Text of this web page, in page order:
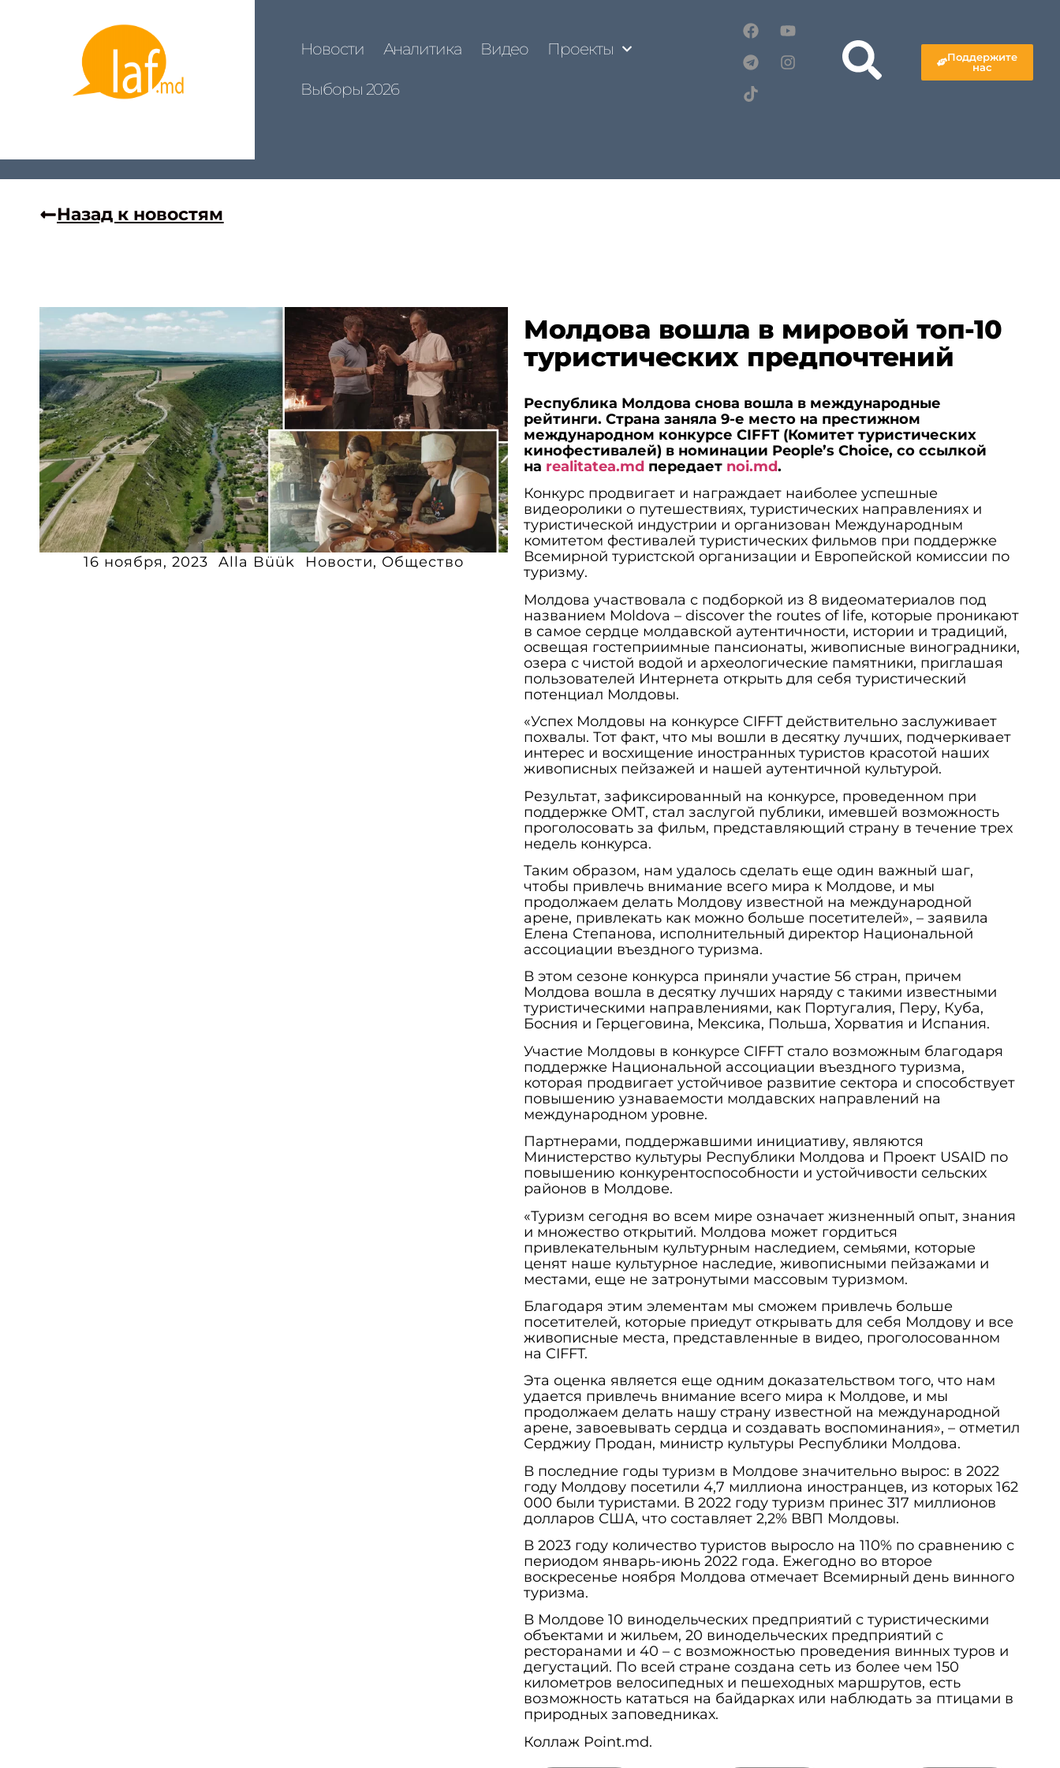
Новости Аналитика Видео Проекты
Выборы 2026
Поддержите
нас
Назад к новостям
16 ноября, 2023 Alla Büük Новости, Общество
Молдова вошла в мировой топ-10
туристических предпочтений
Республика Молдова снова вошла в международные
рейтинги. Страна заняла 9-е место на престижном
международном конкурсе CIFFT (Комитет туристических
кинофестивалей) в номинации People’s Choice, со ссылкой
на realitatea.md передает noi.md.
Конкурс продвигает и награждает наиболее успешные
видеоролики о путешествиях, туристических направлениях и
туристической индустрии и организован Международным
комитетом фестивалей туристических фильмов при поддержке
Всемирной туристской организации и Европейской комиссии по
туризму.
Молдова участвовала с подборкой из 8 видеоматериалов под
названием Moldova – discover the routes of life, которые проникают
в самое сердце молдавской аутентичности, истории и традиций,
освещая гостеприимные пансионаты, живописные виноградники,
озера с чистой водой и археологические памятники, приглашая
пользователей Интернета открыть для себя туристический
потенциал Молдовы.
«Успех Молдовы на конкурсе CIFFT действительно заслуживает
похвалы. Тот факт, что мы вошли в десятку лучших, подчеркивает
интерес и восхищение иностранных туристов красотой наших
живописных пейзажей и нашей аутентичной культурой.
Результат, зафиксированный на конкурсе, проведенном при
поддержке ОМТ, стал заслугой публики, имевшей возможность
проголосовать за фильм, представляющий страну в течение трех
недель конкурса.
Таким образом, нам удалось сделать еще один важный шаг,
чтобы привлечь внимание всего мира к Молдове, и мы
продолжаем делать Молдову известной на международной
арене, привлекать как можно больше посетителей», – заявила
Елена Степанова, исполнительный директор Национальной
ассоциации въездного туризма.
В этом сезоне конкурса приняли участие 56 стран, причем
Молдова вошла в десятку лучших наряду с такими известными
туристическими направлениями, как Португалия, Перу, Куба,
Босния и Герцеговина, Мексика, Польша, Хорватия и Испания.
Участие Молдовы в конкурсе CIFFT стало возможным благодаря
поддержке Национальной ассоциации въездного туризма,
которая продвигает устойчивое развитие сектора и способствует
повышению узнаваемости молдавских направлений на
международном уровне.
Партнерами, поддержавшими инициативу, являются
Министерство культуры Республики Молдова и Проект USAID по
повышению конкурентоспособности и устойчивости сельских
районов в Молдове.
«Туризм сегодня во всем мире означает жизненный опыт, знания
и множество открытий. Молдова может гордиться
привлекательным культурным наследием, семьями, которые
ценят наше культурное наследие, живописными пейзажами и
местами, еще не затронутыми массовым туризмом.
Благодаря этим элементам мы сможем привлечь больше
посетителей, которые приедут открывать для себя Молдову и все
живописные места, представленные в видео, проголосованном
на CIFFT.
Эта оценка является еще одним доказательством того, что нам
удается привлечь внимание всего мира к Молдове, и мы
продолжаем делать нашу страну известной на международной
арене, завоевывать сердца и создавать воспоминания», – отметил
Серджиу Продан, министр культуры Республики Молдова.
В последние годы туризм в Молдове значительно вырос: в 2022
году Молдову посетили 4,7 миллиона иностранцев, из которых 162
000 были туристами. В 2022 году туризм принес 317 миллионов
долларов США, что составляет 2,2% ВВП Молдовы.
В 2023 году количество туристов выросло на 110% по сравнению с
периодом январь-июнь 2022 года. Ежегодно во второе
воскресенье ноября Молдова отмечает Всемирный день винного
туризма.
В Молдове 10 винодельческих предприятий с туристическими
объектами и жильем, 20 винодельческих предприятий с
ресторанами и 40 – с возможностью проведения винных туров и
дегустаций. По всей стране создана сеть из более чем 150
километров велосипедных и пешеходных маршрутов, есть
возможность кататься на байдарках или наблюдать за птицами в
природных заповедниках.
Коллаж Point.md.